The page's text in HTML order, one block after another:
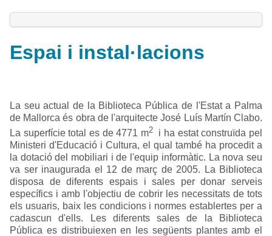
Espai i instal·lacions
La seu actual de la Biblioteca Pública de l'Estat a Palma
de Mallorca és obra de l'arquitecte José Luís Martín Clabo.
La superfície total es de 4771 m2
i ha estat construïda pel
Ministeri d'Educació i Cultura, el qual també ha procedit a
la dotació del mobiliari i de l'equip informàtic. La nova seu
va ser inaugurada el 12 de març de 2005. La Biblioteca
disposa de diferents espais i sales per donar serveis
específics i amb l'objectiu de cobrir les necessitats de tots
els usuaris, baix les condicions i normes establertes per a
cadascun d'ells. Les diferents sales de la Biblioteca
Pública es distribuiexen en les següents plantes amb el